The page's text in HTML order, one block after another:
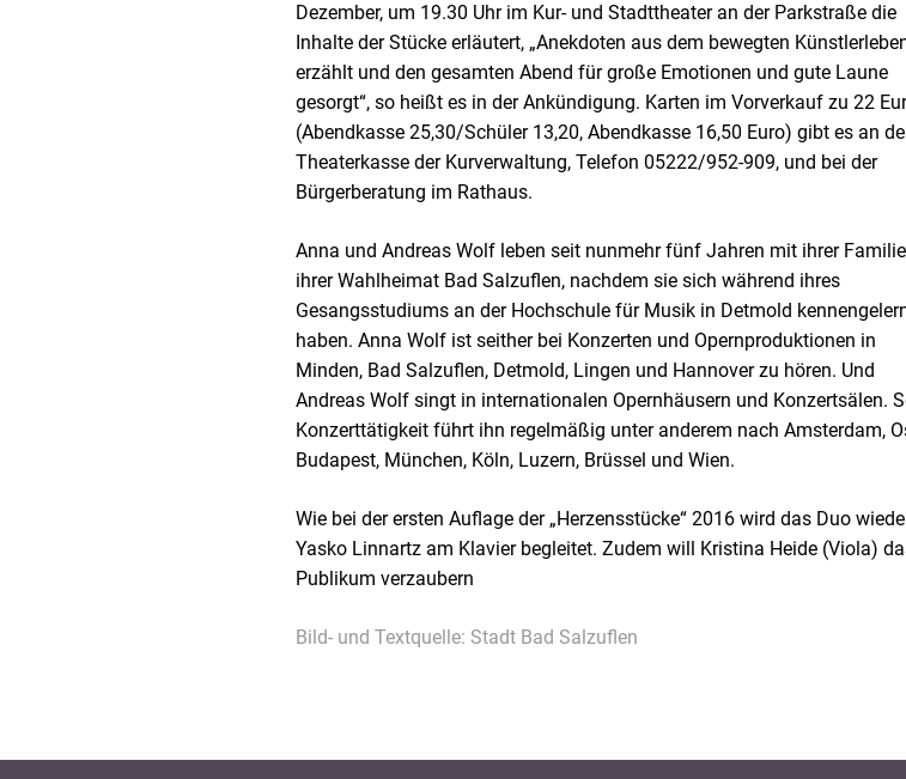
Dezember, um 19.30 Uhr im Kur- und Stadttheater an der Parkstraße die
Inhalte der Stücke erläutert, „Anekdoten aus dem bewegten
erzählt und den gesamten Abend für große Emotionen und gute Laune
gesorgt“, so heißt es in der Ankündigung. Karten im Vorverkauf zu 22
(Abendkasse 25,30/Schüler 13,20, Abendkasse 16,50 Euro) gibt es an
Theaterkasse der Kurverwaltung, Telefon 05222/952-909, und bei der
Bürgerberatung im Rathaus.
Anna und Andreas Wolf leben seit nunmehr fünf Jahren mit ihrer
ihrer Wahlheimat Bad Salzuflen, nachdem sie sich während ihres
Gesangsstudiums an der Hochschule für Musik in Detmold
haben. Anna Wolf ist seither bei Konzerten und Opernproduktionen in
Minden, Bad Salzuflen, Detmold, Lingen und Hannover zu hören. Und
Andreas Wolf singt in internationalen Opernhäusern und Konzertsälen.
Konzerttätigkeit führt ihn regelmäßig unter anderem nach Amsterdam,
Budapest, München, Köln, Luzern, Brüssel und Wien.
Wie bei der ersten Auflage der „Herzensstücke“ 2016 wird das Duo
Yasko Linnartz am Klavier begleitet. Zudem will Kristina Heide (Viola)
Publikum verzaubern
Bild- und Textquelle: Stadt Bad Salzuflen